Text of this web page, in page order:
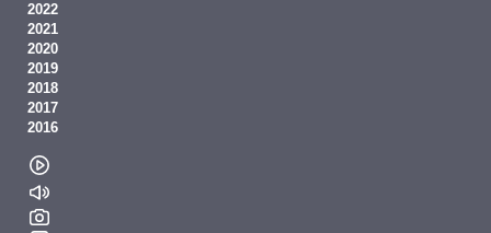
2022
2021
2020
2019
2018
2017
2016